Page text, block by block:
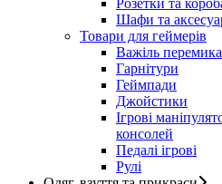
Розетки та
Шафи та
Товари для геймерів
Важіль
Гарнітури
Геймпади
Джойстики
Ігрові
консолей
Педалі ігрові
Рулі